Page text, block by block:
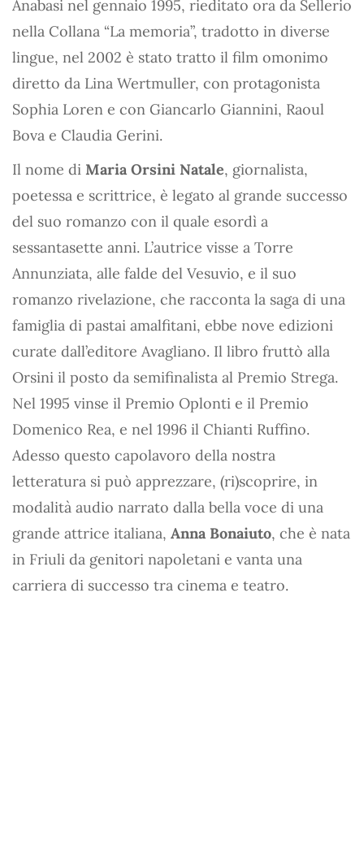
Anabasi nel gennaio 1995, rieditato ora da Sellerio
nella Collana “La memoria”, tradotto in diverse
lingue, nel 2002 è stato tratto il film omonimo
diretto da Lina Wertmuller, con protagonista
Sophia Loren e con Giancarlo Giannini, Raoul
Bova e Claudia Gerini.
Il nome di Maria Orsini Natale, giornalista,
poetessa e scrittrice, è legato al grande successo
del suo romanzo con il quale esordì a
sessantasette anni. L’autrice visse a Torre
Annunziata, alle falde del Vesuvio, e il suo
romanzo rivelazione, che racconta la saga di una
famiglia di pastai amalfitani, ebbe nove edizioni
curate dall’editore Avagliano. Il libro fruttò alla
Orsini il posto da semifinalista al Premio Strega.
Nel 1995 vinse il Premio Oplonti e il Premio
Domenico Rea, e nel 1996 il Chianti Ruffino.
Adesso questo capolavoro della nostra
letteratura si può apprezzare, (ri)scoprire, in
modalità audio narrato dalla bella voce di una
grande attrice italiana, Anna Bonaiuto, che è nata
in Friuli da genitori napoletani e vanta una
carriera di successo tra cinema e teatro.